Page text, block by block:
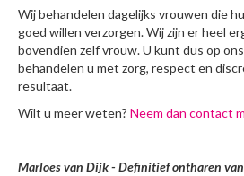
Wij behandelen dagelijks vrouwen die
goed willen verzorgen. Wij zijn er heel
bovendien zelf vrouw. U kunt dus op
behandelen u met zorg, respect en
resultaat.
Wilt u meer weten? Neem dan contact
Marloes van Dijk - Definitief ontharen